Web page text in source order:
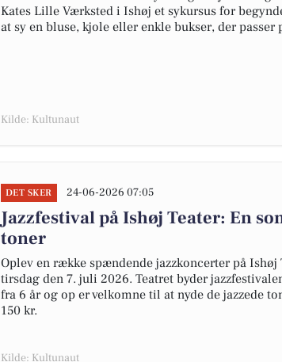
Kates Lille Værksted i Ishøj et sykursus for
at sy en bluse, kjole eller enkle bukser, der
Kilde: Kultunaut
DET SKER 24-06-2026 07:05
Jazzfestival på Ishøj Teater: En
toner
Oplev en række spændende jazzkoncerter på
tirsdag den 7. juli 2026. Teatret byder
fra 6 år og op er velkomne til at nyde de jazzede
150 kr.
Kilde: Kultunaut